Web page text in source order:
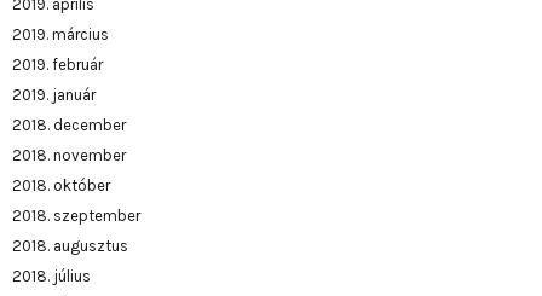
2019. április
2019. március
2019. február
2019. január
2018. december
2018. november
2018. október
2018. szeptember
2018. augusztus
2018. július